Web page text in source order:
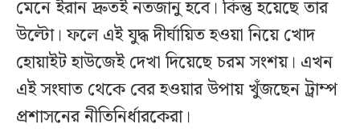
মেনে ইরান দ্রুতই নতজানু হবে। কিন্তু হয়েছে তার
উল্টো। ফলে এই যুদ্ধ দীর্ঘায়িত হওয়া নিয়ে খোদ
হোয়াইট হাউজেই দেখা দিয়েছে চরম সংশয়। এখন
এই সংঘাত থেকে বের হওয়ার উপায় খুঁজছেন ট্রাম্প
প্রশাসনের নীতিনির্ধারকেরা।